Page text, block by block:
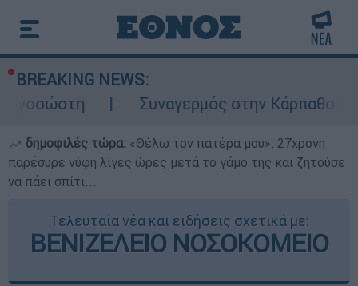
BREAKING NEWS:
Συναγερμός στην Κάρπαθο: Βρέθηκαν
δημοφιλές τώρα: «Θέλω τον πατέρα μου»: 27χρονη
παρέσυρε νύφη λίγες ώρες μετά το γάμο της και ζητούσε
να πάει σπίτι...
Τελευταία νέα και ειδήσεις σχετικά με:
ΒΕΝΙΖΕΛΕΙΟ ΝΟΣΟΚΟΜΕΙΟ